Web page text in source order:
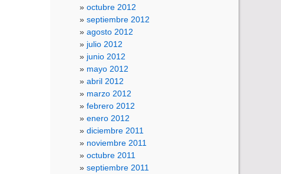
octubre 2012
septiembre 2012
agosto 2012
julio 2012
junio 2012
mayo 2012
abril 2012
marzo 2012
febrero 2012
enero 2012
diciembre 2011
noviembre 2011
octubre 2011
septiembre 2011